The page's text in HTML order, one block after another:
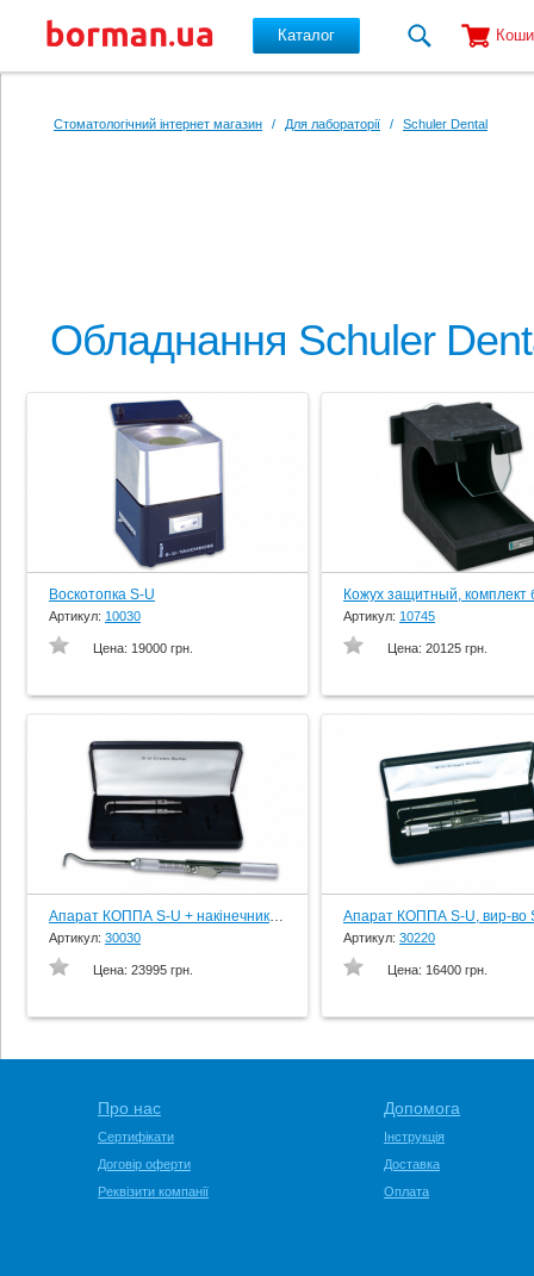
Каталог
Стоматологічний інтернет магазин / Для лабораторії / Schuler Dental
Обладнання Schuler
Воскотопка S-U
Артикул: 10030
Цена: 19000 грн.
Артикул: 10745
Цена: 20125 грн.
Апарат КОППА S-U + накінечник №3, вир-во Schuler-Dental, Germany
Артикул: 30030
Цена: 23995 грн.
Артикул: 30220
Цена: 16400 грн.
Про нас
Сертифікати
Договір оферти
Реквізити компанії
Допомога
Інструкція
Доставка
Оплата